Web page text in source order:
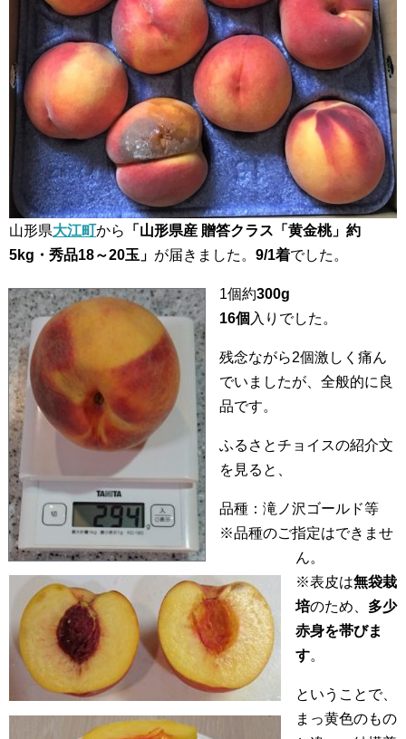
山形県大江町から
「山形県産 贈答クラス「黄金桃」約
5kg・秀品18～20玉」 が届きました。 9/1着でした。
1個約300g
16個 入りでした。
残念ながら2個激しく痛ん
でいましたが、全般的に良
品です。
ふるさとチョイスの紹介文
を見ると、
品種：滝ノ沢ゴールド等
※品種のご指定はできませ
ん。
※表皮は無袋栽
培のため、 多少
赤身を帯びま
す。
ということで、
まっ黄色のもの